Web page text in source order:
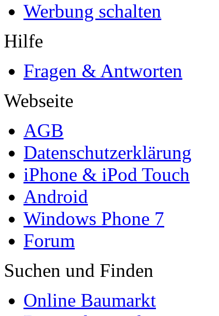
Werbung schalten
Hilfe
Fragen & Antworten
Webseite
AGB
Datenschutzerklärung
iPhone & iPod Touch
Android
Windows Phone 7
Forum
Suchen und Finden
Online Baumarkt